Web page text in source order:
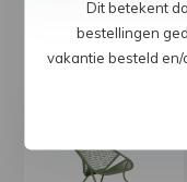
Dit betekent
bestellingen
vakantie besteld